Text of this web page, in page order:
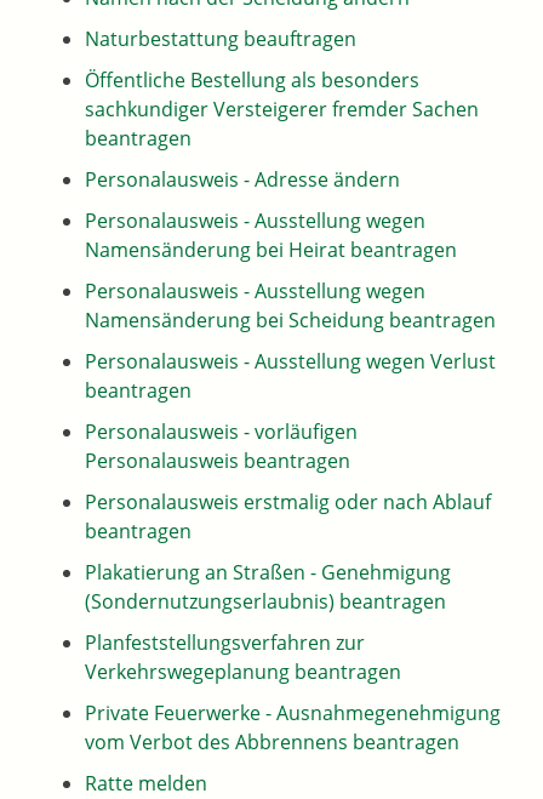
Naturbestattung beauftragen
Öffentliche Bestellung als besonders
sachkundiger Versteigerer fremder Sachen
beantragen
Personalausweis - Adresse ändern
Personalausweis - Ausstellung wegen
Namensänderung bei Heirat beantragen
Personalausweis - Ausstellung wegen
Namensänderung bei Scheidung beantragen
Personalausweis - Ausstellung wegen Verlust
beantragen
Personalausweis - vorläufigen
Personalausweis beantragen
Personalausweis erstmalig oder nach Ablauf
beantragen
Plakatierung an Straßen - Genehmigung
(Sondernutzungserlaubnis) beantragen
Planfeststellungsverfahren zur
Verkehrswegeplanung beantragen
Private Feuerwerke - Ausnahmegenehmigung
vom Verbot des Abbrennens beantragen
Ratte melden